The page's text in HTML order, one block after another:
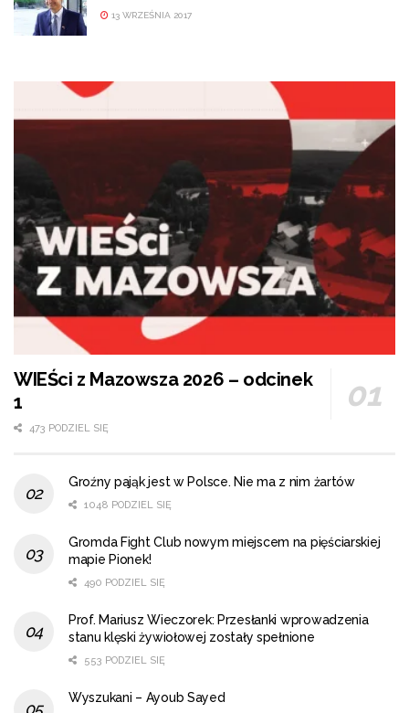
13 WRZEŚNIA 2017
WIEŚci z Mazowsza 2026 – odcinek
1
473 PODZIEL SIĘ
Groźny pająk jest w Polsce. Nie ma z nim żartów
1048 PODZIEL SIĘ
Gromda Fight Club nowym miejscem na pięściarskiej
mapie Pionek!
490 PODZIEL SIĘ
Prof. Mariusz Wieczorek: Przesłanki wprowadzenia
stanu klęski żywiołowej zostały spełnione
553 PODZIEL SIĘ
Wyszukani – Ayoub Sayed